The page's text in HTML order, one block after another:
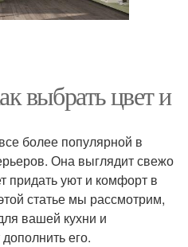
выбрать цвет и
более популярной в
Она выглядит свежо
придать уют и комфорт в
статье мы рассмотрим,
вашей кухни и
его.